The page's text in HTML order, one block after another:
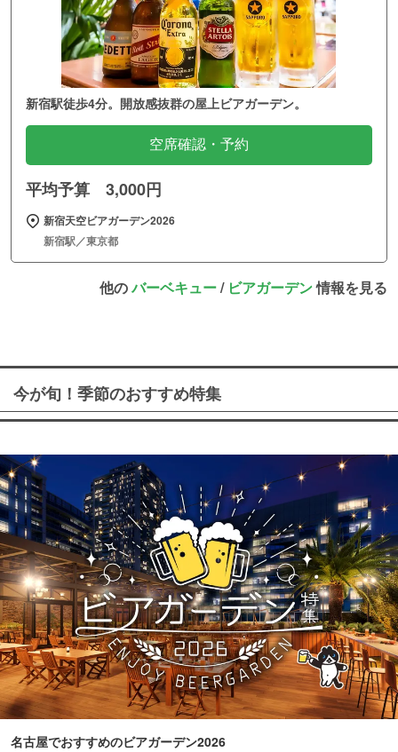
新宿駅徒歩4分。開放感抜群の屋上ビアガーデン。
空席確認・予約
平均予算 3,000円
新宿天空ビアガーデン2026
新宿駅／東京都
他のバーベキュー/ ビアガーデン情報を見る
今が旬！季節のおすすめ特集
名古屋でおすすめのビアガーデン2026